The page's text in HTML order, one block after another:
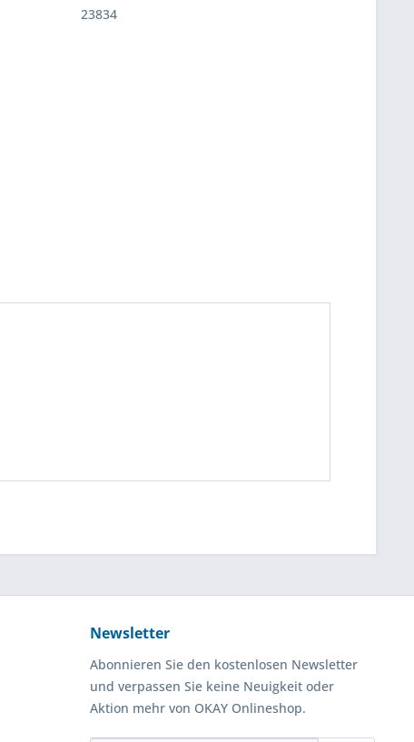
23834
Newsletter
Abonnieren Sie den kostenlosen Newsletter
und verpassen Sie keine Neuigkeit oder
Aktion mehr von OKAY Onlineshop.